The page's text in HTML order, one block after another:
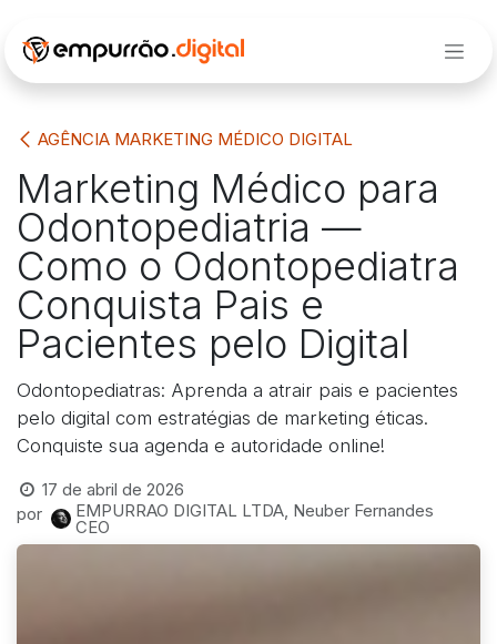
AGÊNCIA MARKETING MÉDICO DIGITAL
Marketing Médico para
Odontopediatria —
Como o Odontopediatra
Conquista Pais e
Pacientes pelo Digital
Odontopediatras: Aprenda a atrair pais e pacientes
pelo digital com estratégias de marketing éticas.
Conquiste sua agenda e autoridade online!
17 de abril de 2026
por
EMPURRAO DIGITAL LTDA, Neuber Fernandes
CEO